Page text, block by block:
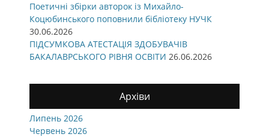
Поетичні збірки авторок із Михайло-
Коцюбинського поповнили бібліотеку НУЧК
30.06.2026
ПІДСУМКОВА АТЕСТАЦІЯ ЗДОБУВАЧІВ
БАКАЛАВРСЬКОГО РІВНЯ ОСВІТИ 26.06.2026
Архіви
Липень 2026
Червень 2026